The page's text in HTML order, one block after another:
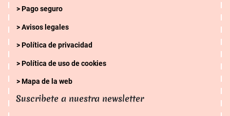
Pago seguro
Avisos legales
Política de privacidad
Política de uso de cookies
Mapa de la web
Suscribete a nuestra newsletter